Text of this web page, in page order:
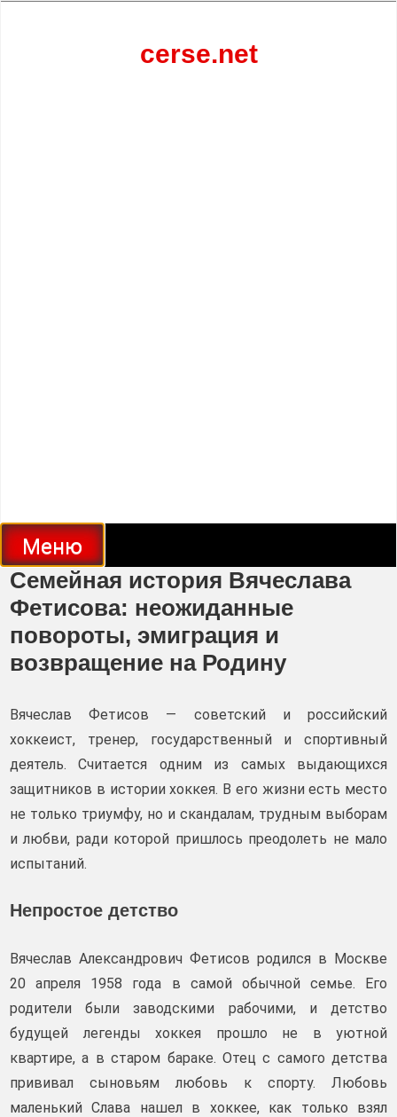
cerse.net
Меню
Семейная история Вячеслава
Фетисова: неожиданные
повороты, эмиграция и
возвращение на Родину
Вячеслав Фетисов — советский и российский
хоккеист, тренер, государственный и спортивный
деятель. Считается одним из самых выдающихся
защитников в истории хоккея. В его жизни есть место
не только триумфу, но и скандалам, трудным выборам
и любви, ради которой пришлось преодолеть не мало
испытаний.
Непростое детство
Вячеслав Александрович Фетисов родился в Москве
20 апреля 1958 года в самой обычной семье. Его
родители были заводскими рабочими, и детство
будущей легенды хоккея прошло не в уютной
квартире, а в старом бараке. Отец с самого детства
прививал сыновьям любовь к спорту. Любовь
маленький Слава нашел в хоккее, как только взял